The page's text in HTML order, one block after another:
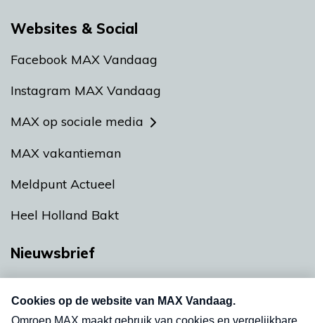
Websites & Social
Facebook MAX Vandaag
Instagram MAX Vandaag
MAX op sociale media
MAX vakantieman
Meldpunt Actueel
Heel Holland Bakt
Nieuwsbrief
nieuwsbrief. Elke vrijdag- en dinsdagochtend in
uw mailbox.